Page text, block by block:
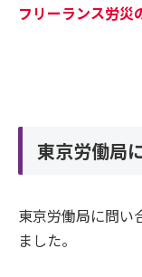
フリーランス労災
東京労働局
東京労働局に問い
ました。